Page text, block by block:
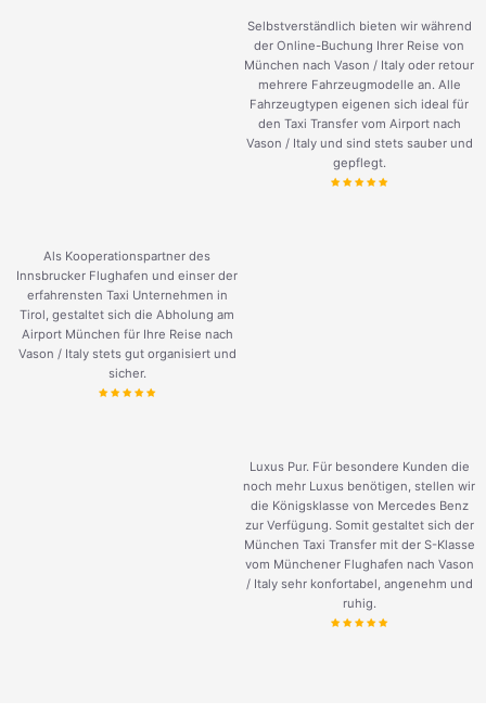
Selbstverständlich bieten wir während
der Online-Buchung Ihrer Reise von
München nach Vason / Italy oder retour
mehrere Fahrzeugmodelle an. Alle
Fahrzeugtypen eigenen sich ideal für
den Taxi Transfer vom Airport nach
Vason / Italy und sind stets sauber und
gepflegt.
Als Kooperationspartner des
Innsbrucker Flughafen und einser der
erfahrensten Taxi Unternehmen in
Tirol, gestaltet sich die Abholung am
Airport München für Ihre Reise nach
Vason / Italy stets gut organisiert und
sicher.
Luxus Pur. Für besondere Kunden die
noch mehr Luxus benötigen, stellen wir
die Königsklasse von Mercedes Benz
zur Verfügung. Somit gestaltet sich der
München Taxi Transfer mit der S-Klasse
vom Münchener Flughafen nach Vason
/ Italy sehr konfortabel, angenehm und
ruhig.